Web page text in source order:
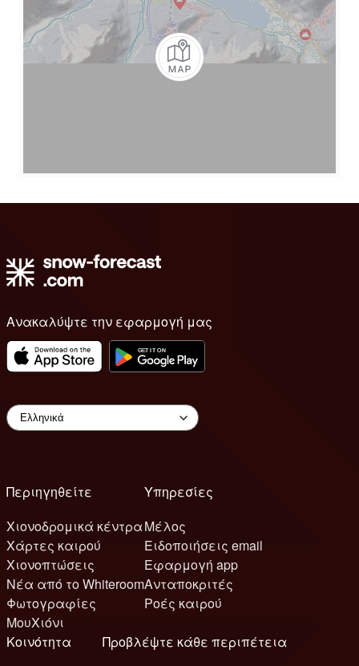
Ανακαλύψτε την εφαρμογή μας
Περιηγηθείτε
Χιονοδρομικά κέντρα
Χάρτες καιρού
Χιονοπτώσεις
Νέα από το Whiteroom
Φωτογραφίες
ΜουΧιόνι
Υπηρεσίες
Μέλος
Ειδοποιήσεις email
Εφαρμογή app
Ανταποκριτές
Ροές καιρού
Κοινότητα
Προβλέψτε κάθε περιπέτεια